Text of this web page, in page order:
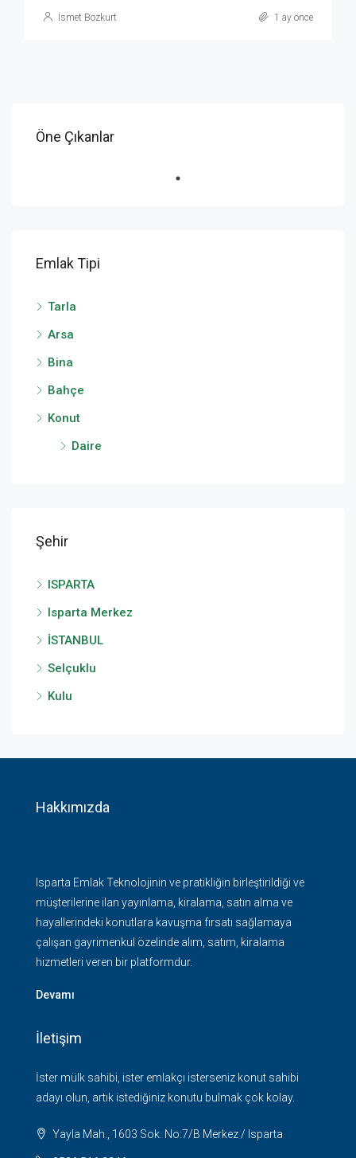
İsmet Bozkurt 1 ay önce
Öne Çıkanlar
Emlak Tipi
Tarla
Arsa
Bina
Bahçe
Konut
Daire
Şehir
ISPARTA
Isparta Merkez
İSTANBUL
Selçuklu
Kulu
Hakkımızda
Isparta Emlak Teknolojinin ve pratikliğin birleştirildiği ve
müşterilerine ilan yayınlama, kiralama, satın alma ve
hayallerindeki konutlara kavuşma fırsatı sağlamaya
çalışan gayrimenkul özelinde alım, satım, kiralama
hizmetleri veren bir platformdur.
Devamı
İletişim
İster mülk sahibi, ister emlakçı isterseniz konut sahibi
adayı olun, artık istediğiniz konutu bulmak çok kolay.
Yayla Mah., 1603 Sok. No:7/B Merkez / Isparta